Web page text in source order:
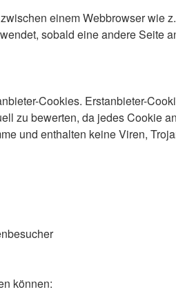
einem Webbrowser wie
sobald eine andere Seite
Cookies. Erstanbieter-
zu bewerten, da jedes Cookie
und enthalten keine Viren,
können: